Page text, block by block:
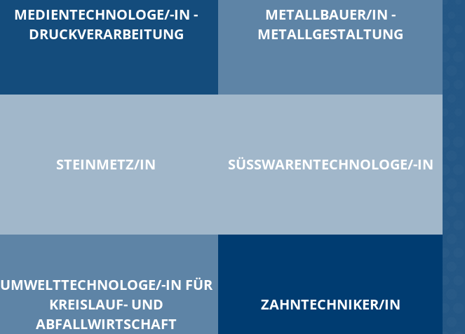
MEDIENTECHNOLOGE/-IN -
DRUCKVERARBEITUNG
METALLBAUER/IN -
METALLGESTALTUNG
STEINMETZ/IN SÜSSWARENTECHNOLOGE/-IN
UMWELTTECHNOLOGE/-IN FÜR
KREISLAUF- UND
ABFALLWIRTSCHAFT
ZAHNTECHNIKER/IN